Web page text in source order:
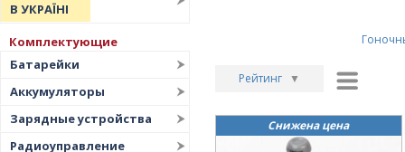
В УКРАЇНІ
Комплектующие
Батарейки
Аккумуляторы
Зарядные устройства
Радиоуправление
Рейтинг ▼
Дата ▲
Снижена цена